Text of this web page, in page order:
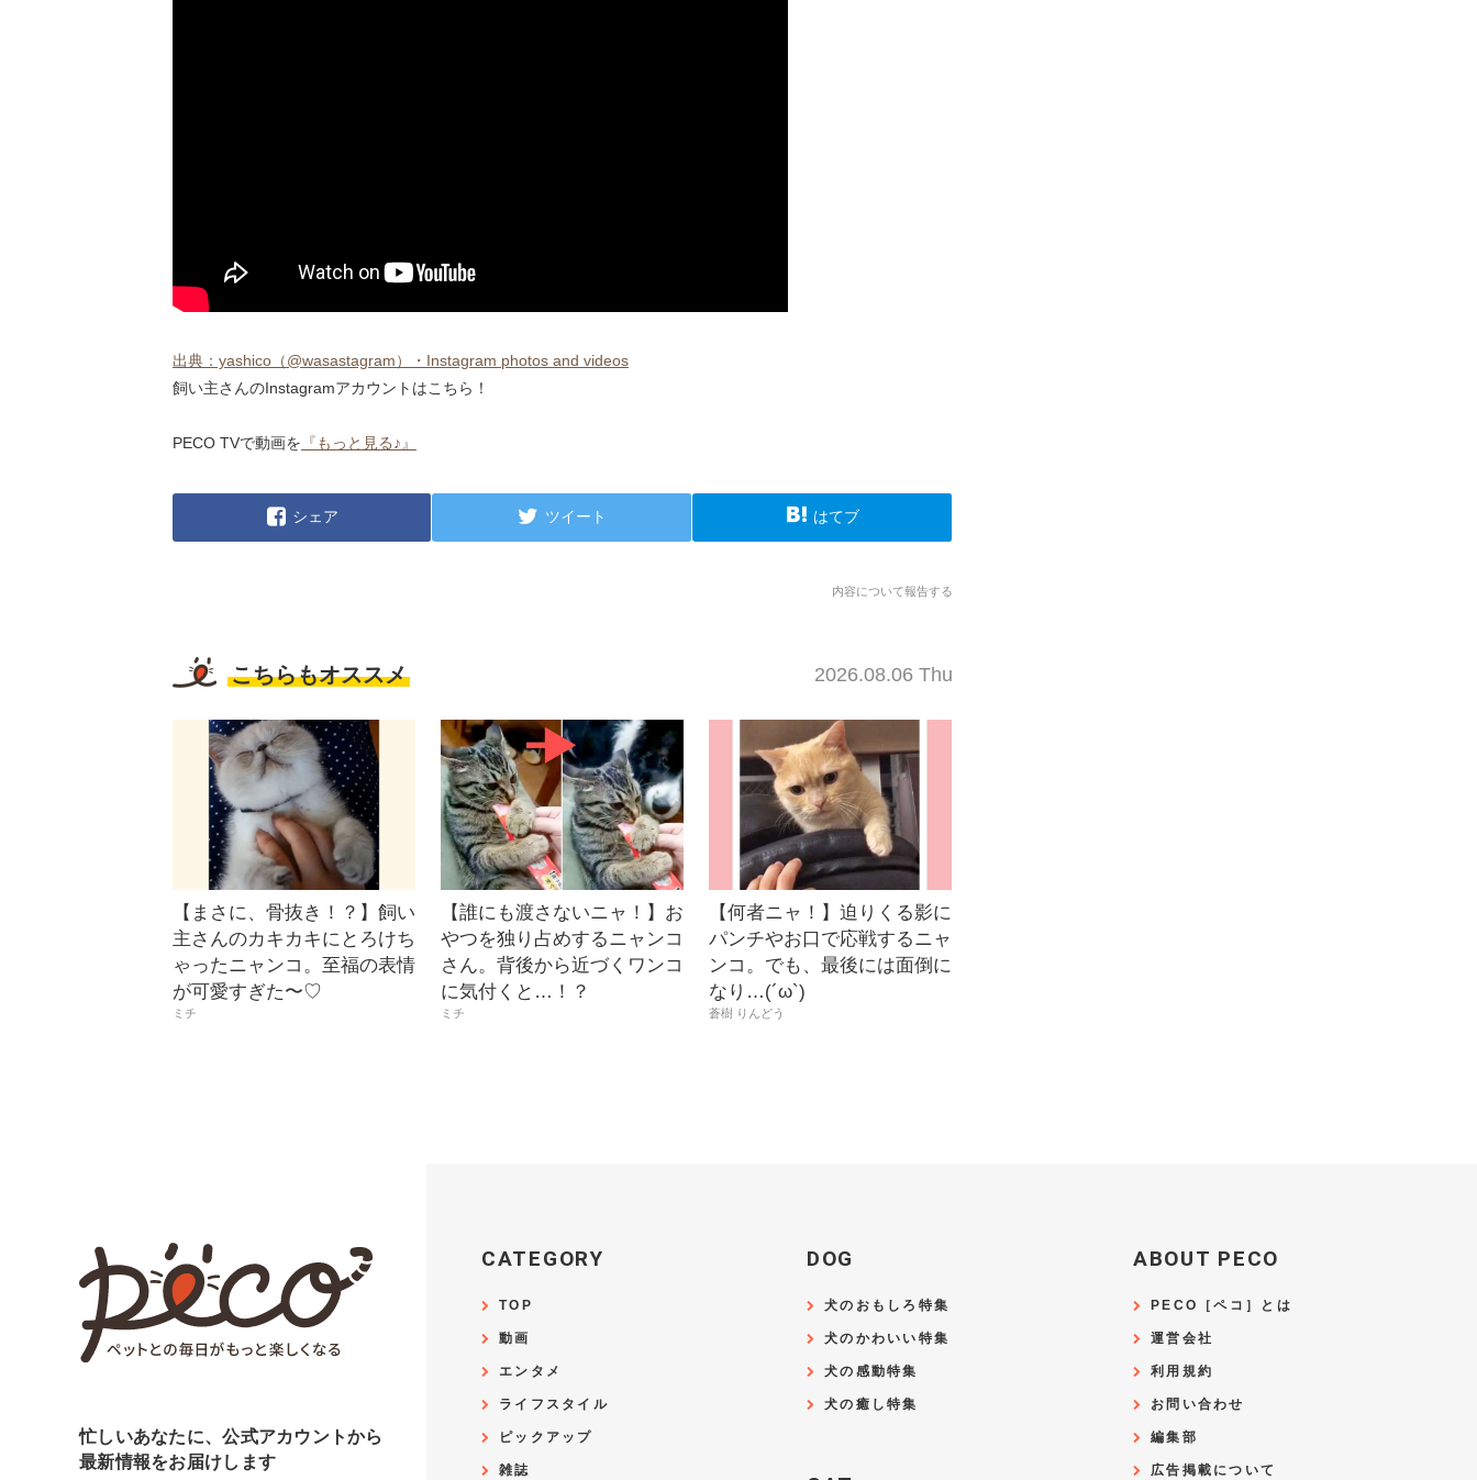
出典：yashico（@wasastagram）・Instagram photos and videos
飼い主さんのInstagramアカウントはこちら！
PECO TVで動画を 『もっと見る♪』
シェア ツイート はてブ
内容について報告する
こちらもオススメ 2026.08.06 Thu
【まさに、骨抜き！？】飼い
主さんのカキカキにとろけち
ゃったニャンコ。至福の表情
が可愛すぎた〜♡
ミチ
【誰にも渡さないニャ！】お
やつを独り占めするニャンコ
さん。背後から近づくワンコ
に気付くと…！？
ミチ
【何者ニャ！】迫りくる影に
パンチやお口で応戦するニャ
ンコ。でも、最後には面倒に
なり…(´ω`)
蒼樹 りんどう
忙しいあなたに、公式アカウントから
最新情報をお届けします
CATEGORY
TOP
動画
エンタメ
ライフスタイル
ピックアップ
雑誌
DOG
犬のおもしろ特集
犬のかわいい特集
犬の感動特集
犬の癒し特集
ABOUT PECO
PECO［ペコ］とは
運営会社
利用規約
お問い合わせ
編集部
広告掲載について